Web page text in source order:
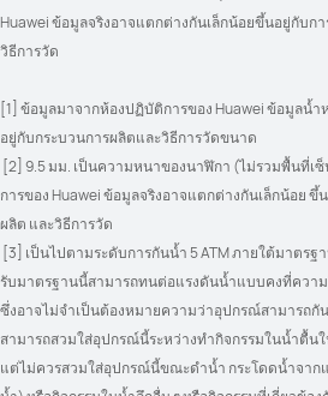
Huawei ข้อมูลจริงอาจแตกต่างกันเล็กน้อยขึ้นอยู่กับก
วิธีการวัด
[1] ข้อมูลมาจากห้องปฏิบัติการของ Huawei ข้อมูลน้
อยู่กับกระบวนการผลิตและวิธีการวัดขนาด
การของ Huawei ข้อมูลจริงอาจแตกต่างกันเล็กน้อย
ผลิต และวิธีการวัด
รับมาตรฐานนี้สามารถทนต่อแรงดันน้ำแบบคงที่ความ
ซึ่งอาจไม่จำเป็นต้องหมายความว่าอุปกรณ์สามารถกั
สามารถสวมใส่อุปกรณ์นี้ระหว่างทำกิจกรรมในน้ำตื้น
แต่ไม่ควรสวมใส่อุปกรณ์นี้ขณะดำน้ำ กระโดดน้ำจาก